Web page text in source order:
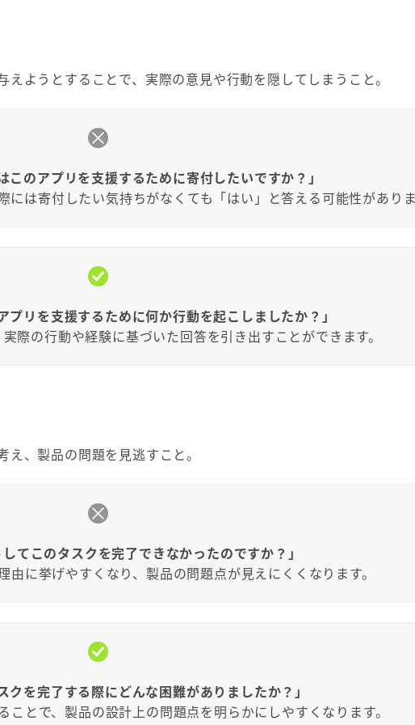
ようとすることで、実際の意見や行動を隠してしまうこと。
このアプリを支援するために寄付したいですか？」
には寄付したい気持ちがなくても「はい」と答える可能性があり
プリを支援するために何か行動を起こしましたか？」
際の行動や経験に基づいた回答を引き出すことができます。
、製品の問題を見逃すこと。
てこのタスクを完了できなかったのですか？」
に挙げやすくなり、製品の問題点が見えにくくなります。
クを完了する際にどんな困難がありましたか？」
ことで、製品の設計上の問題点を明らかにしやすくなります。